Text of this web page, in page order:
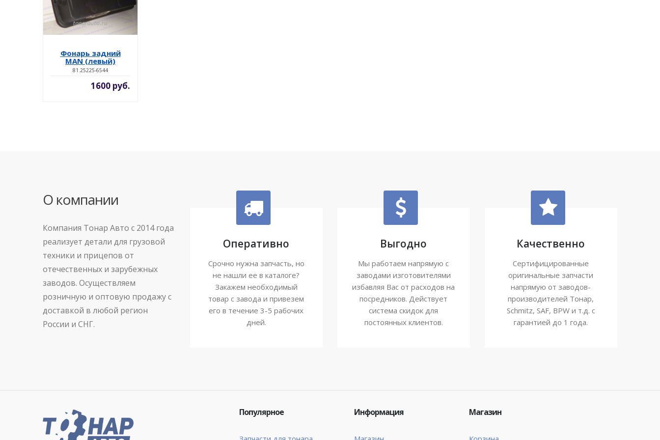
Фонарь задний
MAN (левый)
81.25225-6544
1600 руб.
О компании
Компания Тонар Авто с 2014 года
реализует детали для грузовой
техники и прицепов от
отечественных и зарубежных
заводов. Осуществляем
розничную и оптовую продажу с
доставкой в любой регион
России и СНГ.
Оперативно
Срочно нужна запчасть, но
не нашли ее в каталоге?
Закажем необходимый
товар с завода и привезем
его в течение 3-5 рабочих
дней.
Выгодно
Мы работаем напрямую с
заводами изготовителями
избавляя Вас от расходов на
посредников. Действует
система скидок для
постоянных клиентов.
Качественно
Сертифицированные
оригинальные запчасти
напрямую от заводов-
производителей Тонар,
Schmitz, SAF, BPW и т.д. с
гарантией до 1 года.
Популярное Информация Магазин